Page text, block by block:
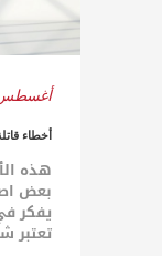
أغسطس 8,
أخطاء
هذه
بعض
يفكر
تعتبر